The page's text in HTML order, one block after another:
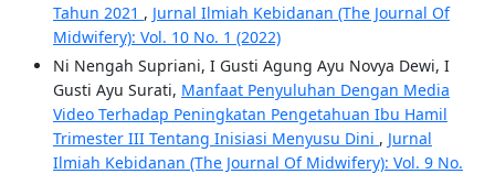
Tahun 2021 , Jurnal Ilmiah Kebidanan (The Journal Of
Midwifery): Vol. 10 No. 1 (2022)
Ni Nengah Supriani, I Gusti Agung Ayu Novya Dewi, I
Gusti Ayu Surati, Manfaat Penyuluhan Dengan Media
Video Terhadap Peningkatan Pengetahuan Ibu Hamil
Trimester III Tentang Inisiasi Menyusu Dini , Jurnal
Ilmiah Kebidanan (The Journal Of Midwifery): Vol. 9 No.